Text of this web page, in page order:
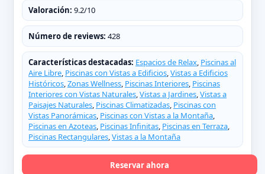
Valoración: 9.2/10
Número de reviews: 428
Características destacadas: Espacios de Relax, Piscinas al
Aire Libre, Piscinas con Vistas a Edificios,Vistas a Edificios
Históricos,Zonas Wellness, Piscinas Interiores, Piscinas
Interiores con Vistas Naturales,Vistas a Jardines,Vistas a
Paisajes Naturales, Piscinas Climatizadas, Piscinas con
Vistas Panorámicas, Piscinas con Vistas a la Montaña,
Piscinas en Azoteas, Piscinas Infinitas, Piscinas en Terraza,
Piscinas Rectangulares,Vistas a la Montaña
Reservar ahora